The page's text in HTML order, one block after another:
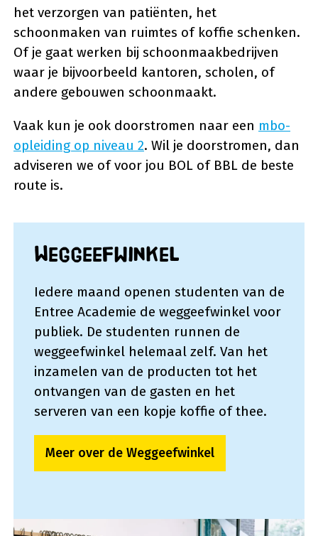
het verzorgen van patiënten, het
schoonmaken van ruimtes of koffie schenken.
Of je gaat werken bij schoonmaakbedrijven
waar je bijvoorbeeld kantoren, scholen, of
andere gebouwen schoonmaakt.
Vaak kun je ook doorstromen naar een mbo-
opleiding op niveau 2. Wil je doorstromen, dan
adviseren we of voor jou BOL of BBL de beste
route is.
Weggeefwinkel
Iedere maand openen studenten van de
Entree Academie de weggeefwinkel voor
publiek. De studenten runnen de
weggeefwinkel helemaal zelf. Van het
inzamelen van de producten tot het
ontvangen van de gasten en het
serveren van een kopje koffie of thee.
Meer over de Weggeefwinkel